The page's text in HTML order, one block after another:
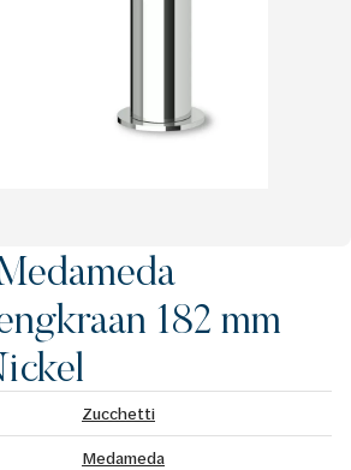
182 mm
Zucchetti
Medameda